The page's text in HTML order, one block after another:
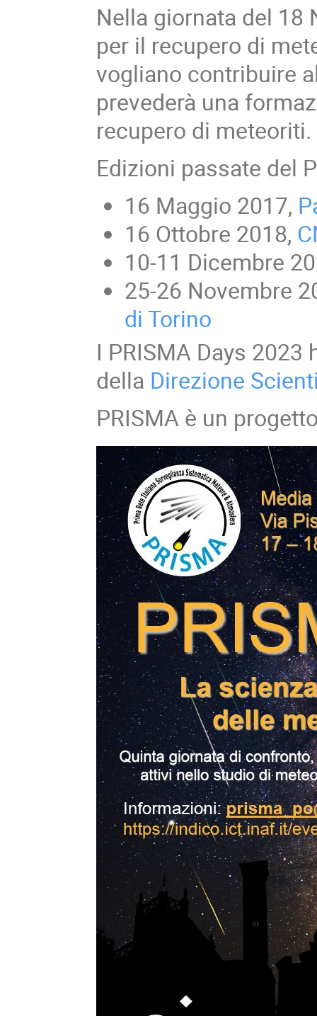
Nella giornata del 18
per il recupero di
vogliano contribuire
prevederà una
recupero di meteoriti.
Edizioni passate del
16 Maggio 2017,
16 Ottobre 2018,
10-11 Dicembre
25-26 Novembre
di Torino
I PRISMA Days
della Direzione
PRISMA è un